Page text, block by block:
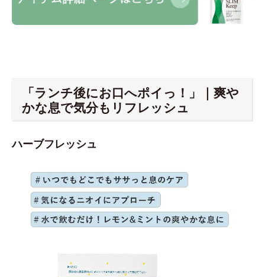
「ランチ後にお口へポイっ！」｜爽や
かな息で気分もリフレッシュ
ハーブフレッシュ